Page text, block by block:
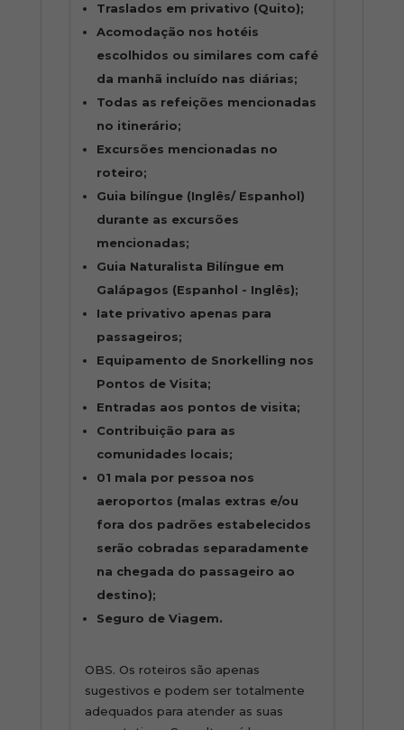
Traslados em privativo (Quito);
Acomodação nos hotéis
escolhidos ou similares com café
da manhã incluído nas diárias;
Todas as refeições mencionadas
no itinerário;
Excursões mencionadas no
roteiro;
Guia bilíngue (Inglês/ Espanhol)
durante as excursões
mencionadas;
Guia Naturalista Bilíngue em
Galápagos (Espanhol - Inglês);
Iate privativo apenas para
passageiros;
Equipamento de Snorkelling nos
Pontos de Visita;
Entradas aos pontos de visita;
Contribuição para as
comunidades locais;
01 mala por pessoa nos
aeroportos (malas extras e/ou
fora dos padrões estabelecidos
serão cobradas separadamente
na chegada do passageiro ao
destino);
Seguro de Viagem.
OBS. Os roteiros são apenas
sugestivos e podem ser totalmente
adequados para atender as suas